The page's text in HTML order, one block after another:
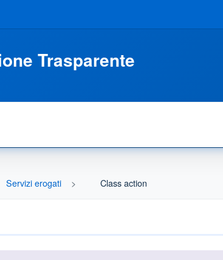
Trasparente
Servizi erogati Class action